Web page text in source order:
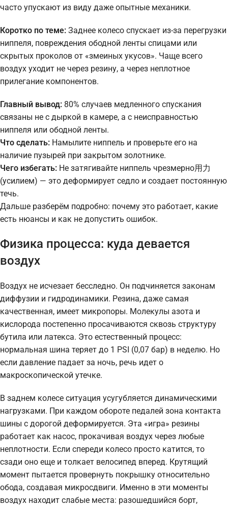
часто упускают из виду даже опытные механики.
Коротко по теме: Заднее колесо спускает из-за перегрузки
ниппеля, повреждения ободной ленты спицами или
скрытых проколов от «змеиных укусов». Чаще всего
воздух уходит не через резину, а через неплотное
прилегание компонентов.
Главный вывод: 80% случаев медленного спускания
связаны не с дыркой в камере, а с неисправностью
ниппеля или ободной ленты.
Что сделать: Намылите ниппель и проверьте его на
наличие пузырей при закрытом золотнике.
Чего избегать: Не затягивайте ниппель чрезмерно用力
(усилием) — это деформирует седло и создает постоянную
течь.
Дальше разберём подробно: почему это работает, какие
есть нюансы и как не допустить ошибок.
Физика процесса: куда девается
воздух
Воздух не исчезает бесследно. Он подчиняется законам
диффузии и гидродинамики. Резина, даже самая
качественная, имеет микропоры. Молекулы азота и
кислорода постепенно просачиваются сквозь структуру
бутила или латекса. Это естественный процесс:
нормальная шина теряет до 1 PSI (0,07 бар) в неделю. Но
если давление падает за ночь, речь идет о
макроскопической утечке.
В заднем колесе ситуация усугубляется динамическими
нагрузками. При каждом обороте педалей зона контакта
шины с дорогой деформируется. Эта «игра» резины
работает как насос, прокачивая воздух через любые
неплотности. Если спереди колесо просто катится, то
сзади оно еще и толкает велосипед вперед. Крутящий
момент пытается провернуть покрышку относительно
обода, создавая микросдвиги. Именно в эти моменты
воздух находит слабые места: разошедшийся борт,